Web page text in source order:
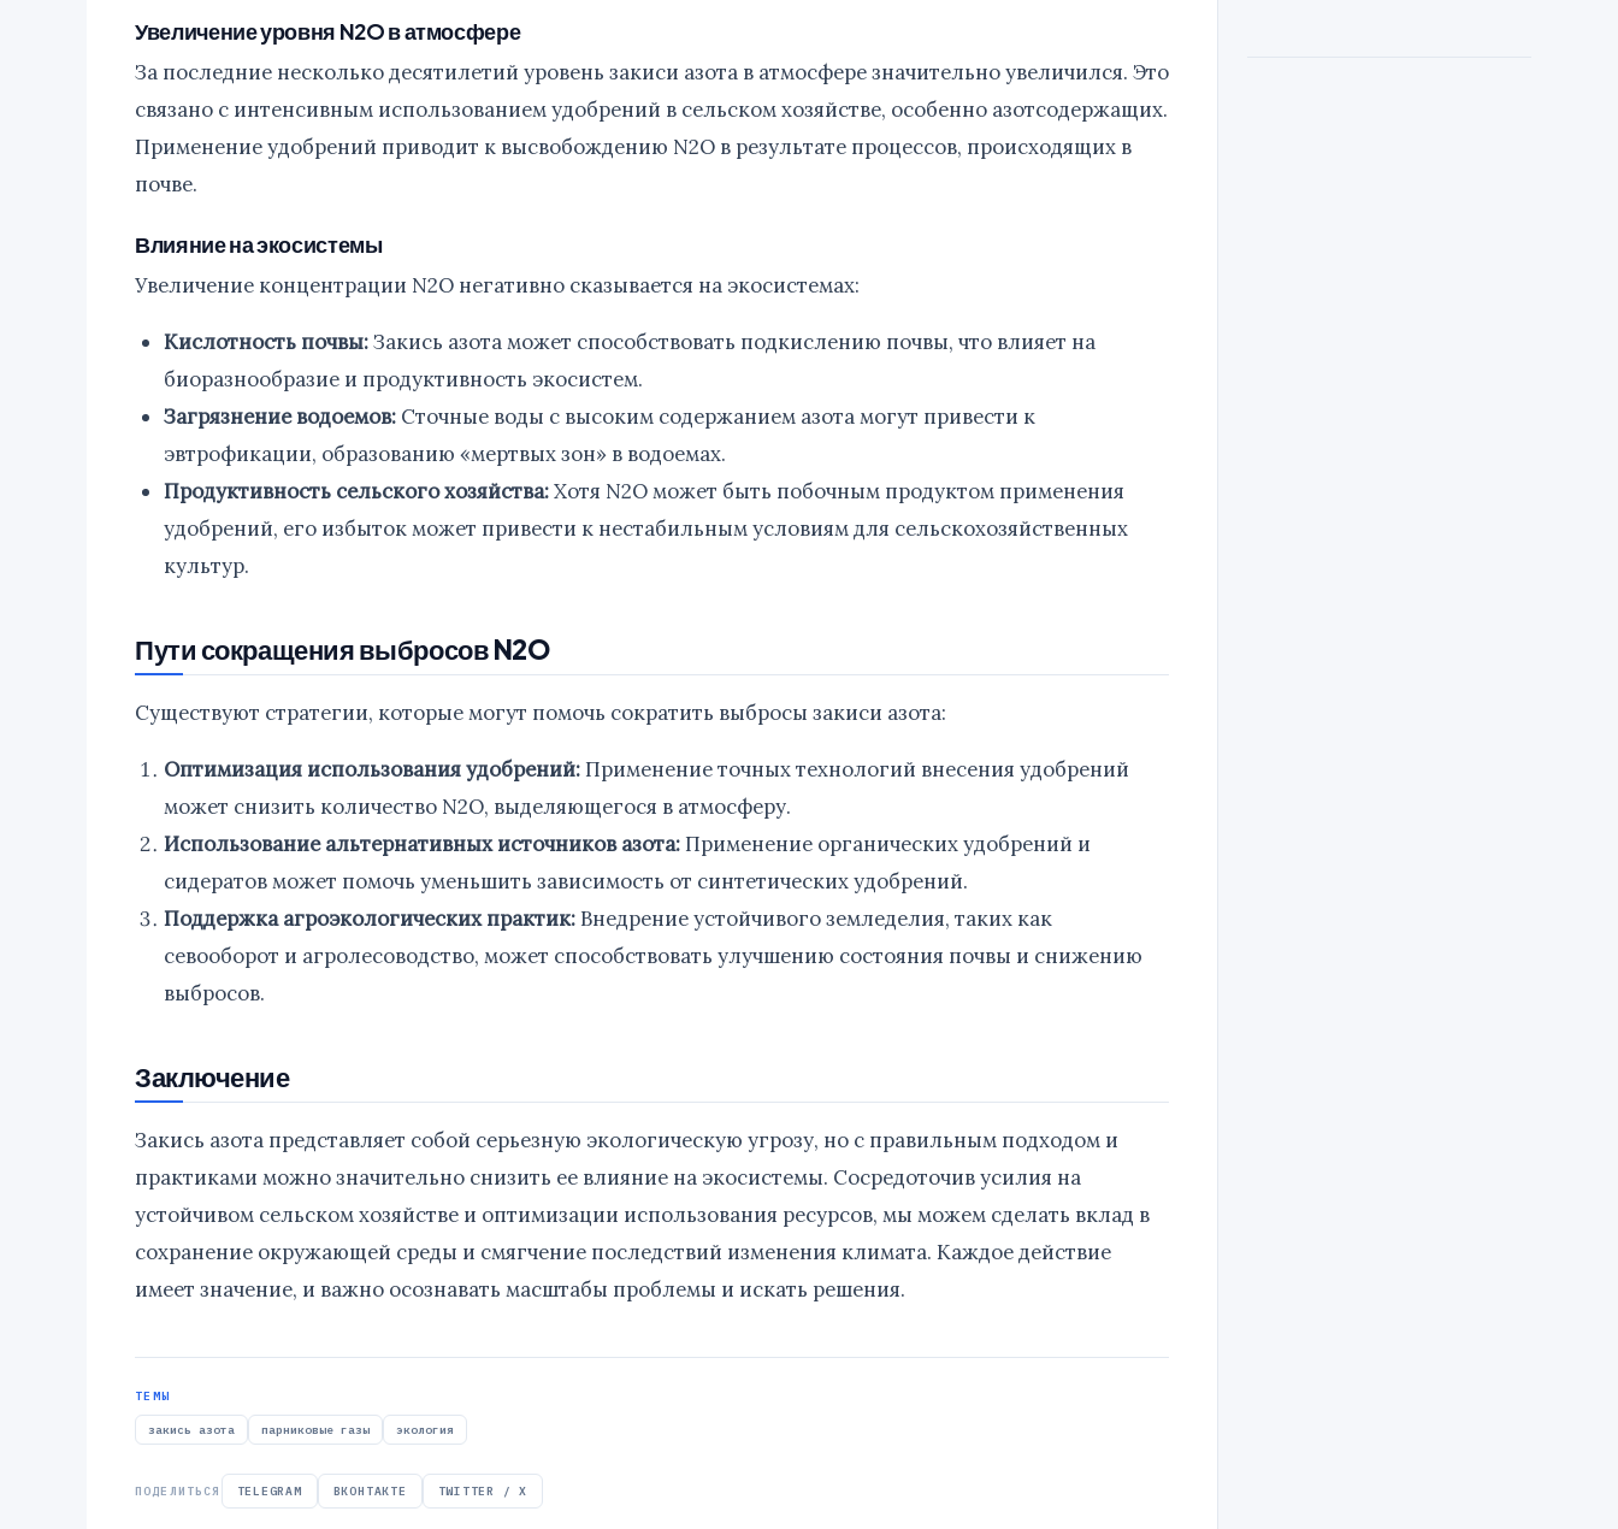
Увеличение уровня N2O в атмосфере
За последние несколько десятилетий уровень закиси азота в атмосфере значительно увеличился. Это
связано с интенсивным использованием удобрений в сельском хозяйстве, особенно азотсодержащих.
Применение удобрений приводит к высвобождению N2O в результате процессов, происходящих в
почве.
Влияние на экосистемы
Увеличение концентрации N2O негативно сказывается на экосистемах:
Кислотность почвы:Закись азота может способствовать подкислению почвы, что влияет на
биоразнообразие и продуктивность экосистем.
Загрязнение водоемов: Сточные воды с высоким содержанием азота могут привести к
эвтрофикации, образованию «мертвых зон» в водоемах.
Продуктивность сельского хозяйства:Хотя N2O может быть побочным продуктом применения
удобрений, его избыток может привести к нестабильным условиям для сельскохозяйственных
культур.
Пути сокращения выбросов N2O
Существуют стратегии, которые могут помочь сократить выбросы закиси азота:
Оптимизация использования удобрений:Применение точных технологий внесения удобрений
может снизить количество N2O, выделяющегося в атмосферу.
Использование альтернативных источников азота:Применение органических удобрений и
сидератов может помочь уменьшить зависимость от синтетических удобрений.
Поддержка агроэкологических практик: Внедрение устойчивого земледелия, таких как
севооборот и агролесоводство, может способствовать улучшению состояния почвы и снижению
выбросов.
Заключение
Закись азота представляет собой серьезную экологическую угрозу, но с правильным подходом и
практиками можно значительно снизить ее влияние на экосистемы. Сосредоточив усилия на
устойчивом сельском хозяйстве и оптимизации использования ресурсов, мы можем сделать вклад в
сохранение окружающей среды и смягчение последствий изменения климата. Каждое действие
имеет значение, и важно осознавать масштабы проблемы и искать решения.
ТЕМЫ
закись азота парниковые газы экология
ПОДЕЛИТЬСЯ TELEGRAM ВКОНТАКТЕ TWITTER / X